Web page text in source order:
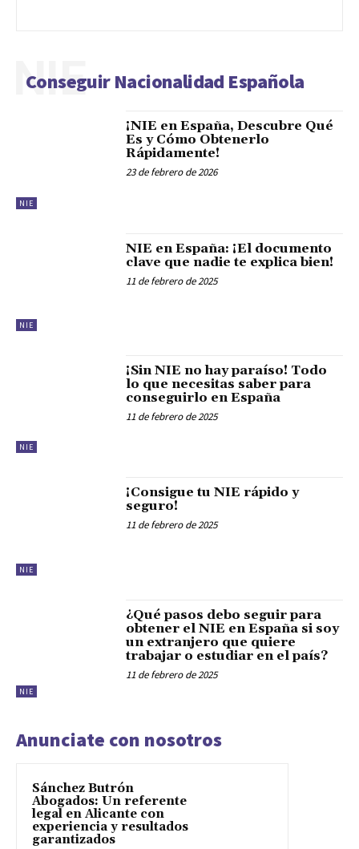
Conseguir Nacionalidad Española
NIE
NIE
¡NIE en España, Descubre Qué
Es y Cómo Obtenerlo
Rápidamente!
23 de febrero de 2026
NIE
NIE en España: ¡El documento
clave que nadie te explica bien!
11 de febrero de 2025
NIE
¡Sin NIE no hay paraíso! Todo
lo que necesitas saber para
conseguirlo en España
11 de febrero de 2025
NIE
¡Consigue tu NIE rápido y
seguro!
11 de febrero de 2025
NIE
¿Qué pasos debo seguir para
obtener el NIE en España si soy
un extranjero que quiere
trabajar o estudiar en el país?
11 de febrero de 2025
Anunciate con nosotros
Sánchez Butrón
Abogados: Un referente
legal en Alicante con
experiencia y resultados
garantizados